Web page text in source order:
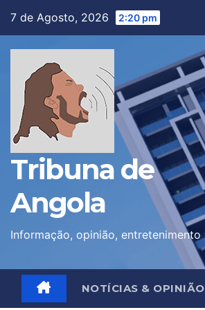
7 de Agosto, 2026 2:20 pm
Tribuna de
Angola
Informação, opinião, entretenimento
NOTÍCIAS & OPINIÃO